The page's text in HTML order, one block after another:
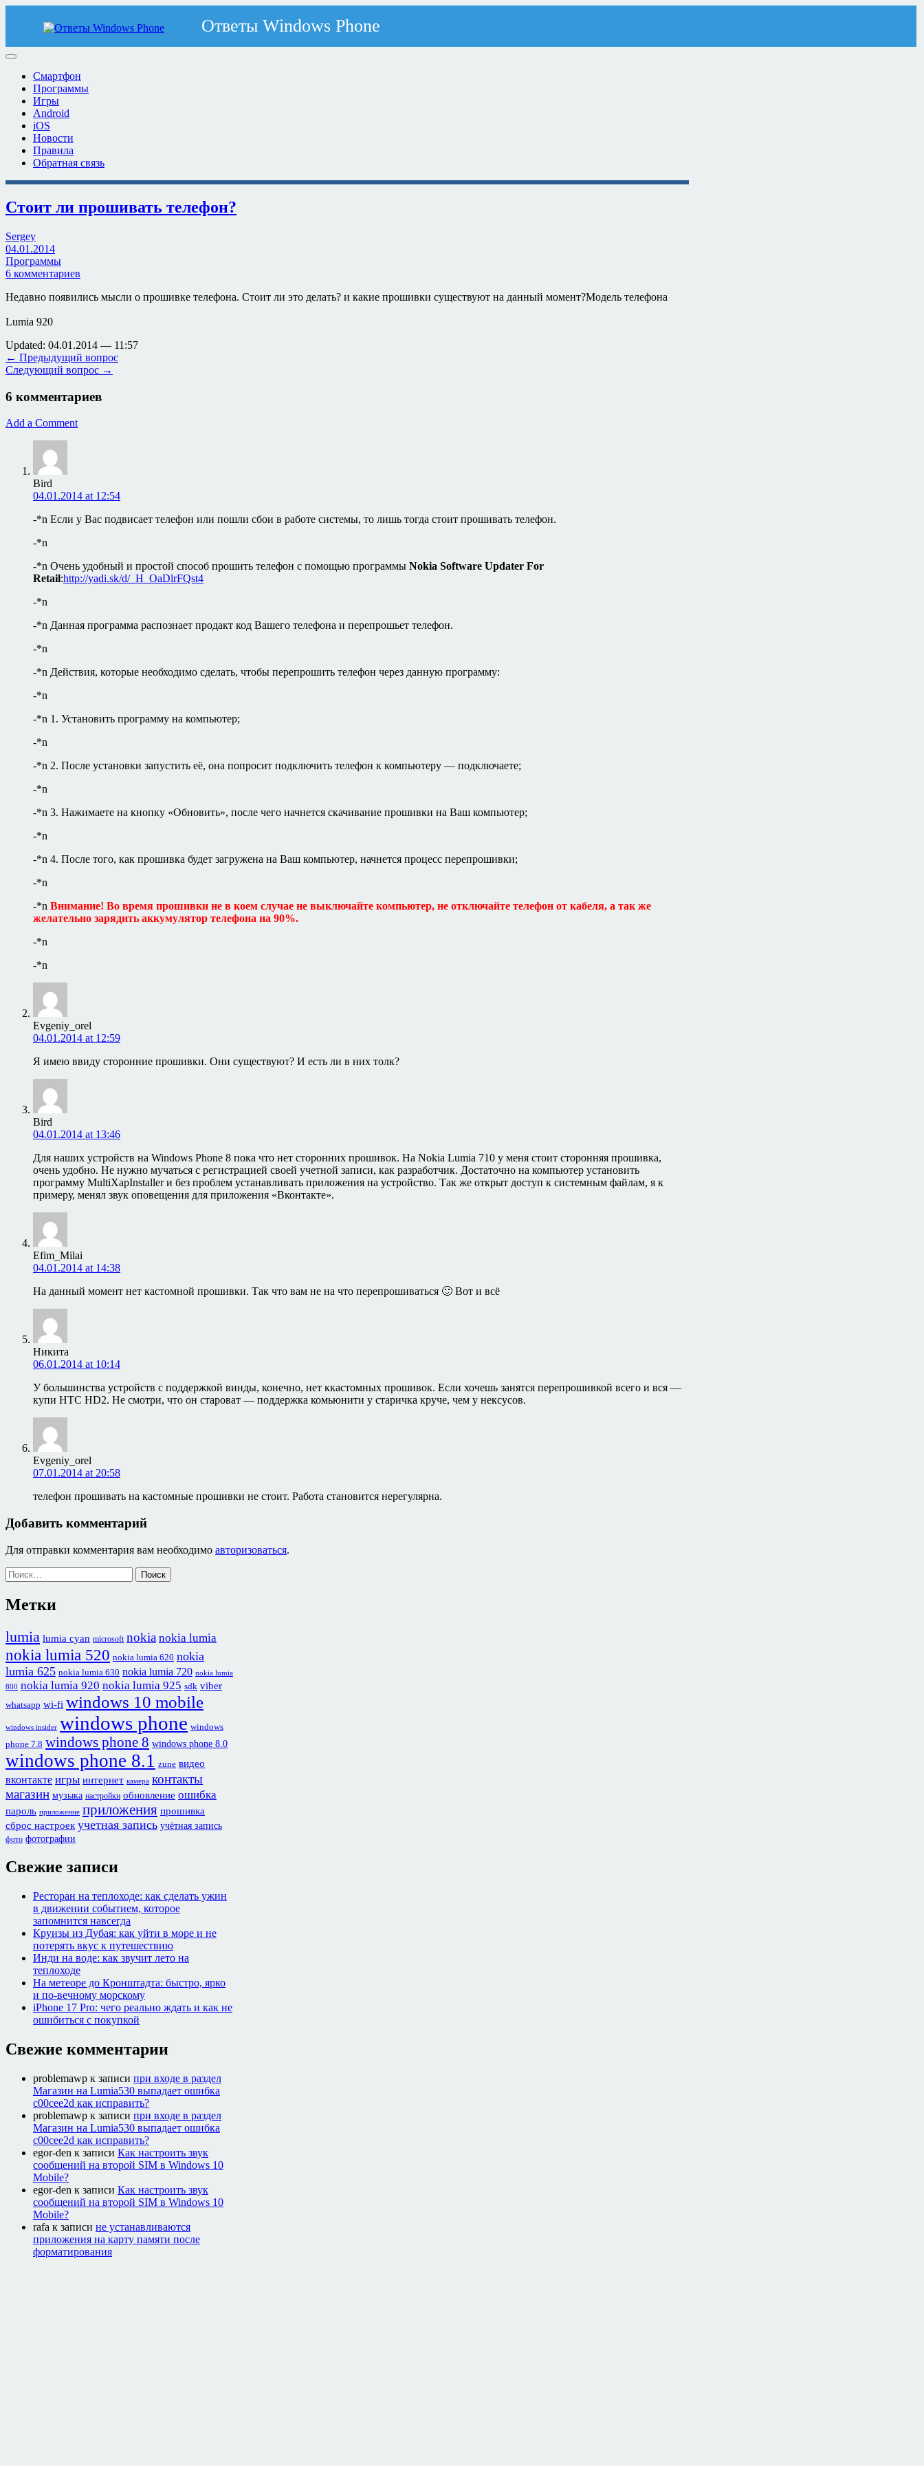
Смартфон
Программы
Игры
Android
iOS
Новости
Правила
Обратная связь
Стоит ли прошивать телефон?
Sergey
04.01.2014
Программы
6 комментариев
Недавно появились мысли о прошивке телефона. Стоит ли это делать? и какие прошивки существуют на данный момент?Модель телефона
Lumia 920
Updated: 04.01.2014 — 11:57
← Предыдущий вопрос
Следующий вопрос →
6 комментариев
Add a Comment
Bird
04.01.2014 at 12:54
-*n Если у Вас подвисает телефон или пошли сбои в работе системы, то лишь тогда стоит прошивать телефон.
-*n
-*n Очень удобный и простой способ прошить телефон с помощью программы Nokia Software Updater For
Retail:http://yadi.sk/d/_H_OaDlrFQst4
-*n
-*n Данная программа распознает продакт код Вашего телефона и перепрошьет телефон.
-*n
-*n Действия, которые необходимо сделать, чтобы перепрошить телефон через данную программу:
-*n
-*n 1. Установить программу на компьютер;
-*n
-*n 2. После установки запустить её, она попросит подключить телефон к компьютеру — подключаете;
-*n
-*n 3. Нажимаете на кнопку «Обновить», после чего начнется скачивание прошивки на Ваш компьютер;
-*n
-*n 4. После того, как прошивка будет загружена на Ваш компьютер, начнется процесс перепрошивки;
-*n
-*n Внимание! Во время прошивки не в коем случае не выключайте компьютер, не отключайте телефон от кабеля, а так же
желательно зарядить аккумулятор телефона на 90%.
-*n
-*n
Evgeniy_orel
04.01.2014 at 12:59
Я имею ввиду сторонние прошивки. Они существуют? И есть ли в них толк?
Bird
04.01.2014 at 13:46
Для наших устройств на Windows Phone 8 пока что нет сторонних прошивок. На Nokia Lumia 710 у меня стоит сторонняя прошивка,
очень удобно. Не нужно мучаться с регистрацией своей учетной записи, как разработчик. Достаточно на компьютер установить
программу MultiXapInstaller и без проблем устанавливать приложения на устройство. Так же открыт доступ к системным файлам, я к
примеру, менял звук оповещения для приложения «Вконтакте».
Efim_Milai
04.01.2014 at 14:38
На данный момент нет кастомной прошивки. Так что вам не на что перепрошиваться 🙂 Вот и всё
Никита
06.01.2014 at 10:14
У большинства устройств с поддержкой винды, конечно, нет ккастомных прошивок. Если хочешь занятся перепрошивкой всего и вся —
купи HTC HD2. Не смотри, что он староват — поддержка комьюнити у старичка круче, чем у нексусов.
Evgeniy_orel
07.01.2014 at 20:58
телефон прошивать на кастомные прошивки не стоит. Работа становится нерегулярна.
Добавить комментарий
Для отправки комментария вам необходимо авторизоваться.
Найти:
Метки
lumia lumia cyan microsoft nokia nokia lumia
nokia lumia 520 nokia lumia 620 nokia
lumia 625 nokia lumia 630 nokia lumia 720 nokia lumia
800 nokia lumia 920 nokia lumia 925 sdk viber
whatsapp wi-fi windows 10 mobile
windows insider windows phone windows
phone 7.8 windows phone 8 windows phone 8.0
windows phone 8.1 zune видео
вконтакте игры интернет камера контакты
магазин музыка настройки обновление ошибка
пароль приложение приложения прошивка
сброс настроек учетная запись учётная запись
фото фотографии
Свежие записи
Ресторан на теплоходе: как сделать ужин
в движении событием, которое
запомнится навсегда
Круизы из Дубая: как уйти в море и не
потерять вкус к путешествию
Инди на воде: как звучит лето на
теплоходе
На метеоре до Кронштадта: быстро, ярко
и по-вечному морскому
iPhone 17 Pro: чего реально ждать и как не
ошибиться с покупкой
Свежие комментарии
problemawp к записи при входе в раздел
Магазин на Lumia530 выпадает ошибка
c00cee2d как исправить?
problemawp к записи при входе в раздел
Магазин на Lumia530 выпадает ошибка
c00cee2d как исправить?
egor-den к записи Как настроить звук
сообщений на второй SIM в Windows 10
Mobile?
egor-den к записи Как настроить звук
сообщений на второй SIM в Windows 10
Mobile?
rafa к записи не устанавливаются
приложения на карту памяти после
форматирования